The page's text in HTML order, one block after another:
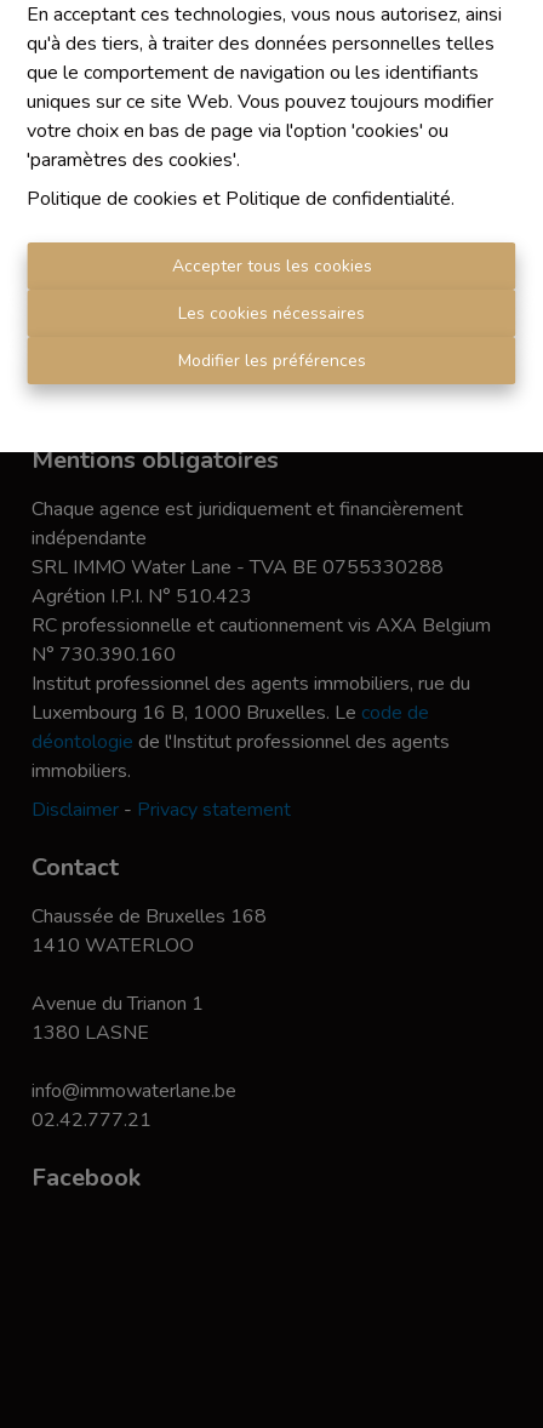
En acceptant ces technologies, vous nous autorisez, ainsi
qu'à des tiers, à traiter des données personnelles telles
que le comportement de navigation ou les identifiants
uniques sur ce site Web. Vous pouvez toujours modifier
votre choix en bas de page via l'option 'cookies' ou
'paramètres des cookies'.
Politique de cookies et Politique de confidentialité.
Accepter tous les cookies
Les cookies nécessaires
Modifier les préférences
*OPTION*Volumes exceptionnels et
nombreuses possibilités d'aménagement.
€ 349.000
260 m²
Mentions obligatoires
Chaque agence est juridiquement et financièrement
indépendante
SRL IMMO Water Lane - TVA BE 0755330288
Agrétion I.P.I. N° 510.423
RC professionnelle et cautionnement vis AXA Belgium
N° 730.390.160
Institut professionnel des agents immobiliers, rue du
Luxembourg 16 B, 1000 Bruxelles. Le code de
déontologie de l'Institut professionnel des agents
immobiliers.
Disclaimer - Privacy statement
Contact
Chaussée de Bruxelles 168
1410 WATERLOO
Avenue du Trianon 1
1380 LASNE
info@immowaterlane.be
02.42.777.21
Facebook